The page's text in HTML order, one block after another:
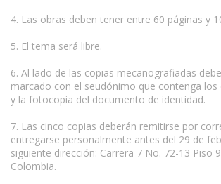
4. Las obras deben tener entre 60 páginas y
5. El tema será libre.
6. Al lado de las copias mecanografiadas
marcado con el seudónimo que contenga los
y la fotocopia del documento de identidad.
7. Las cinco copias deberán remitirse por
entregarse personalmente antes del 29 de
siguiente dirección: Carrera 7 No. 72-13 Piso
Colombia.